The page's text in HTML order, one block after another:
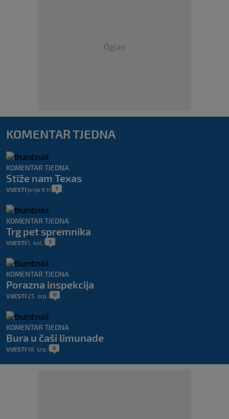
Oglas
KOMENTAR TJEDNA
KOMENTAR TJEDNA
Stiže nam Texas
VIJESTI prije 8 h 1
KOMENTAR TJEDNA
Trg pet spremnika
VIJESTI 1. kol. 5
KOMENTAR TJEDNA
Porazna inspekcija
VIJESTI 25. srp. 11
KOMENTAR TJEDNA
Bura u čaši limunade
VIJESTI 18. srp. 0